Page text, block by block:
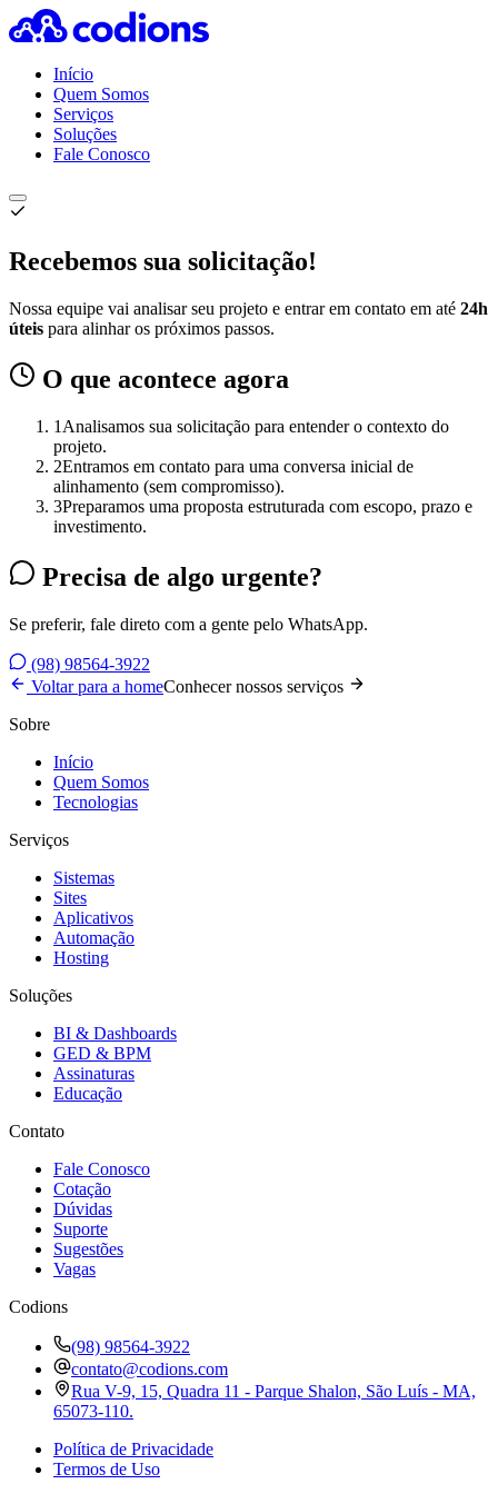
Início
Quem Somos
Serviços
Soluções
Fale Conosco
Recebemos sua solicitação!
Nossa equipe vai analisar seu projeto e entrar em contato em até 24h
úteis para alinhar os próximos passos.
O que acontece agora
1 Analisamos sua solicitação para entender o contexto do
projeto.
2Entramos em contato para uma conversa inicial de
alinhamento (sem compromisso).
3Preparamos uma proposta estruturada com escopo, prazo e
investimento.
Precisa de algo urgente?
Se preferir, fale direto com a gente pelo WhatsApp.
(98) 98564-3922
Voltar para a homeConhecer nossos serviços
Sobre
Início
Quem Somos
Tecnologias
Serviços
Sistemas
Sites
Aplicativos
Automação
Hosting
Soluções
BI & Dashboards
GED & BPM
Assinaturas
Educação
Contato
Fale Conosco
Cotação
Dúvidas
Suporte
Sugestões
Vagas
Codions
(98) 98564-3922
contato@codions.com
Rua V-9, 15, Quadra 11 - Parque Shalon, São Luís - MA,
65073-110.
Política de Privacidade
Termos de Uso